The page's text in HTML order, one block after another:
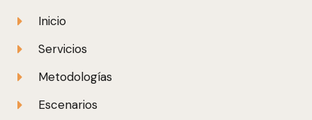
Inicio
Servicios
Metodologías
Escenarios